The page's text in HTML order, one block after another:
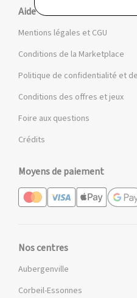
Aide
Mentions légales et CGU
Conditions de la Marketplace
Politique de confidentialité et
Conditions des offres et jeux
Foire aux questions
Crédits
Moyens de paiement
Nos centres
Aubergenville
Corbeil-Essonnes